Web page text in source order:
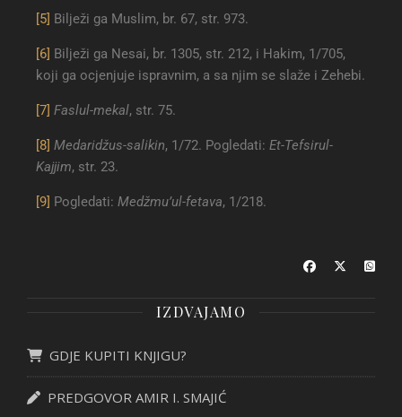
[5] Bilježi ga Muslim, br. 67, str. 973.
[6] Bilježi ga Nesai, br. 1305, str. 212, i Hakim, 1/705,
koji ga ocjenjuje ispravnim, a sa njim se slaže i Zehebi.
[7] Faslul-mekal, str. 75.
[8] Medaridžus-salikin, 1/72. Pogledati: Et-Tefsirul-
Kajjim, str. 23.
[9] Pogledati: Medžmu’ul-fetava, 1/218.
IZDVAJAMO
GDJE KUPITI KNJIGU?
PREDGOVOR AMIR I. SMAJIĆ